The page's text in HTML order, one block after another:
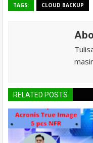
TAGS: CLOUD BACKUP
RELATED POSTS